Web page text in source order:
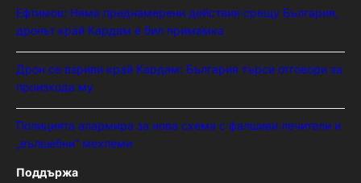
Ефтимов: Няма преднамерени действия срещу България,
дронът край Кардам е бил примамка
Дрон се взриви край Кардам: България търси отговори за
произхода му
Полицията алармира за нова схема с фалшиви лечители и
„вълшебни“ мехлеми
Поддържа